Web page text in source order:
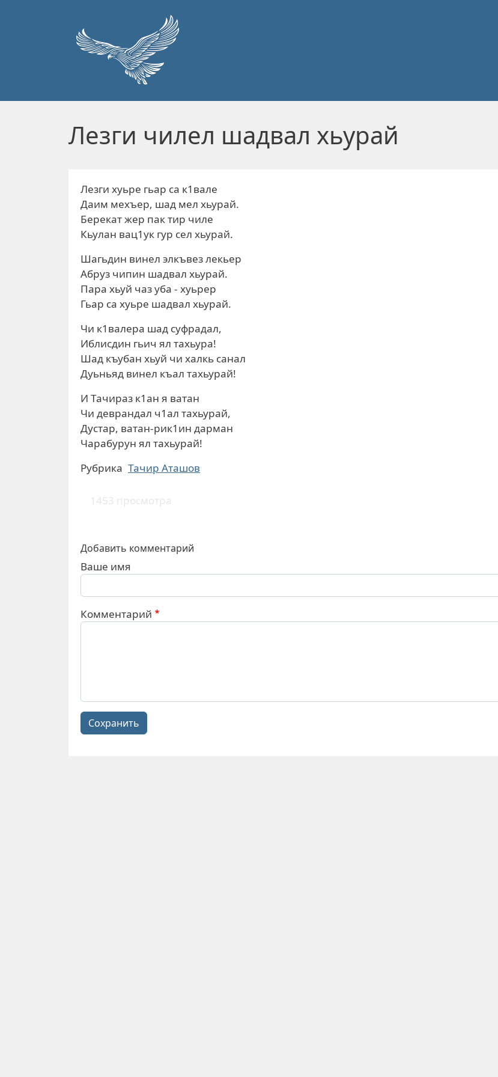
Лезги чилел шадвал хьурай
Лезги хуьре гьар са к1вале
Даим мехъер, шад мел хьурай.
Берекат жер пак тир чиле
Кьулан вац1ук гур сел хьурай.
Шагьдин винел элкъвез лекьер
Абруз чипин шадвал хьурай.
Пара хьуй чаз уба - хуьрер
Гьар са хуьре шадвал хьурай.
Чи к1валера шад суфрадал,
Иблисдин гьич ял тахьура!
Шад къубан хьуй чи халкь санал
Дуьньяд винел къал тахьурай!
И Тачираз к1ан я ватан
Чи деврандал ч1ал тахьурай,
Дустар, ватан-рик1ин дарман
Чарабурун ял тахьурай!
Рубрика Тачир Аташов
1453 просмотра
Добавить комментарий
Ваше имя
Комментарий
Сохранить